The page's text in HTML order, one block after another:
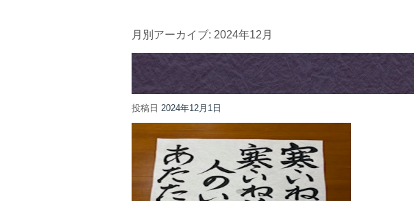
月別アーカイブ: 2024年12月
投稿日 2024年12月1日